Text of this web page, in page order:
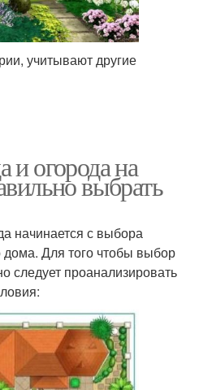
учитывают другие
и огорода на
выбрать
начинается с выбора
Для того чтобы выбор
следует проанализировать